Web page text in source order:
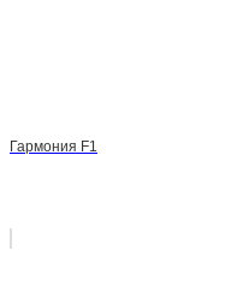
Гармония F1